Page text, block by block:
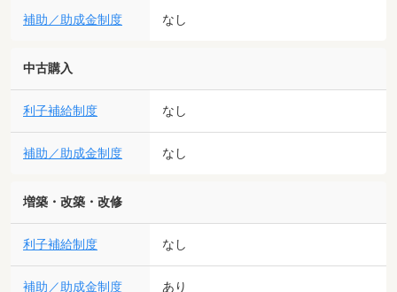
補助／助成金制度 なし
中古購入
利子補給制度 なし
補助／助成金制度 なし
増築・改築・改修
利子補給制度 なし
補助／助成金制度 あり